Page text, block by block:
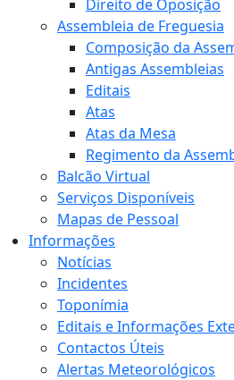
Direito de Oposição
Assembleia de Freguesia
Composição da
Antigas Assembleias
Editais
Atas
Atas da Mesa
Regimento da
Balcão Virtual
Serviços Disponíveis
Mapas de Pessoal
Informações
Notícias
Incidentes
Toponímia
Editais e Informações
Contactos Úteis
Alertas Meteorológicos